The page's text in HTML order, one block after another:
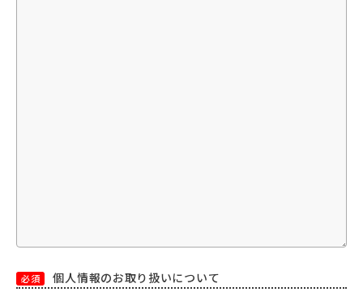
必須 個人情報のお取り扱いについて